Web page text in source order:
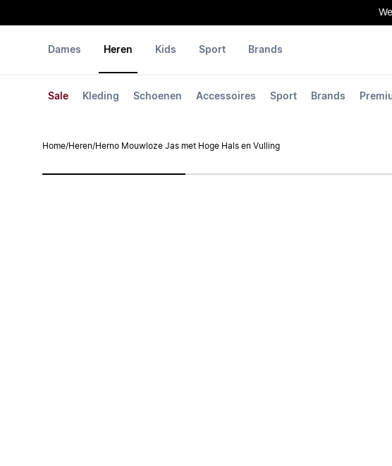
Dames Heren
Sale Kleding Schoenen Accessoires Sport Brands
Kids Sport Brands
Home/Heren/Herno Mouwloze Jas met Hoge Hals en Vulling